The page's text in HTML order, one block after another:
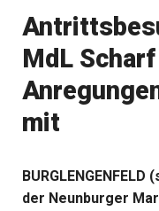
Der
MdL
mit
der Neunburger